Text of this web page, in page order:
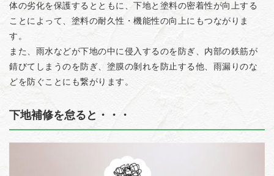
体の劣化を保護するとともに、下地と塗料の密着性が向上する
ことによって、塗料の耐久性・機能性の向上にもつながりま
す。
また、雨水などが下地の中に侵入するのを防ぎ、内部の鉄筋が
錆びてしまうのを防ぎ、塗膜の剝れを防止する他、雨漏りのな
どを防ぐことにも繋がります。
下地補修を怠ると・・・